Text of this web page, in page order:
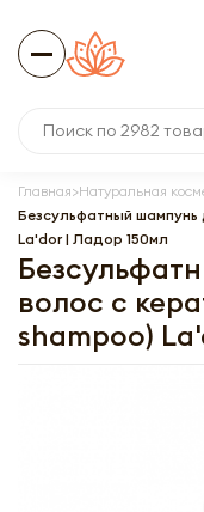
Главная Натуральная
Безсульфатный
La'dor | Ладор 150мл
волос с
shampoo)